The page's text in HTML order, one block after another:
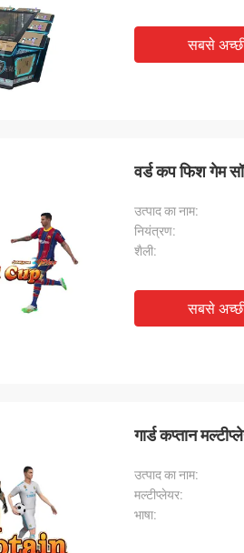
सबसे
वर्ड कप फिश गेम
उत्पाद का नाम:
नियंत्रण:
शैली:
सबसे
गार्ड कप्तान
उत्पाद का नाम:
मल्टीप्लेयर:
भाषा: